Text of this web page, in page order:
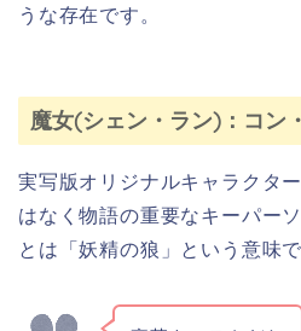
うな存在です。
魔女(シェン・ラン)：コン
実写版オリジナルキャラクタ
はなく物語の重要なキーパー
とは「妖精の狼」という意味で